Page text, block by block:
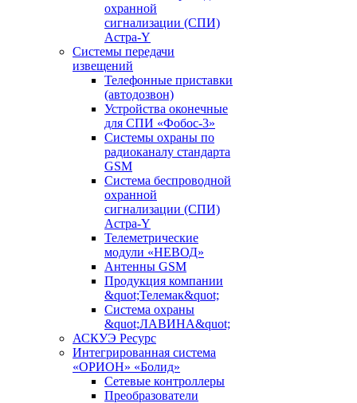
охранной
сигнализации (СПИ)
Астра-Y
Системы передачи
извещений
Телефонные приставки
(автодозвон)
Устройства оконечные
для СПИ «Фобос-3»
Системы охраны по
радиоканалу стандарта
GSM
Система беспроводной
охранной
сигнализации (СПИ)
Астра-Y
Телеметрические
модули «НЕВОД»
Антенны GSM
Продукция компании
&quot;Телемак&quot;
Система охраны
&quot;ЛАВИНА&quot;
АСКУЭ Ресурс
Интегрированная система
«ОРИОН» «Болид»
Сетевые контроллеры
Преобразователи